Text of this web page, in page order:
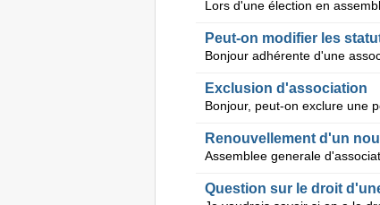
Peut-on modifier les
Exclusion d'association
Renouvellement d'un
Question sur le droit